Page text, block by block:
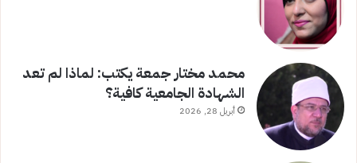
محمد مختار جمعة يكتب: لماذا لم تعد
الشهادة الجامعية كافية؟
أبريل 28, 2026